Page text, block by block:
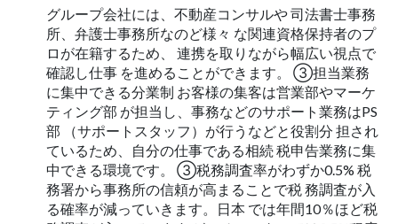
グループ会社には、不動産コンサルや 司法書士事務
所、弁護士事務所なのど様々 な関連資格保持者のプ
ロが在籍するため、 連携を取りながら幅広い視点で
確認し仕事 を進めることができます。 ③担当業務
に集中できる分業制 お客様の集客は営業部やマーケ
ティング部 が担当し、事務などのサポート業務はPS
部 （サポートスタッフ）が行うなどと役割分 担され
ているため、自分の仕事である相続 税申告業務に集
中できる環境です。 ③税務調査率がわずか0.5% 税
務署から事務所の信頼が高まることで税 務調査が入
る確率が減っていきます。日本 では年間10％ほど税